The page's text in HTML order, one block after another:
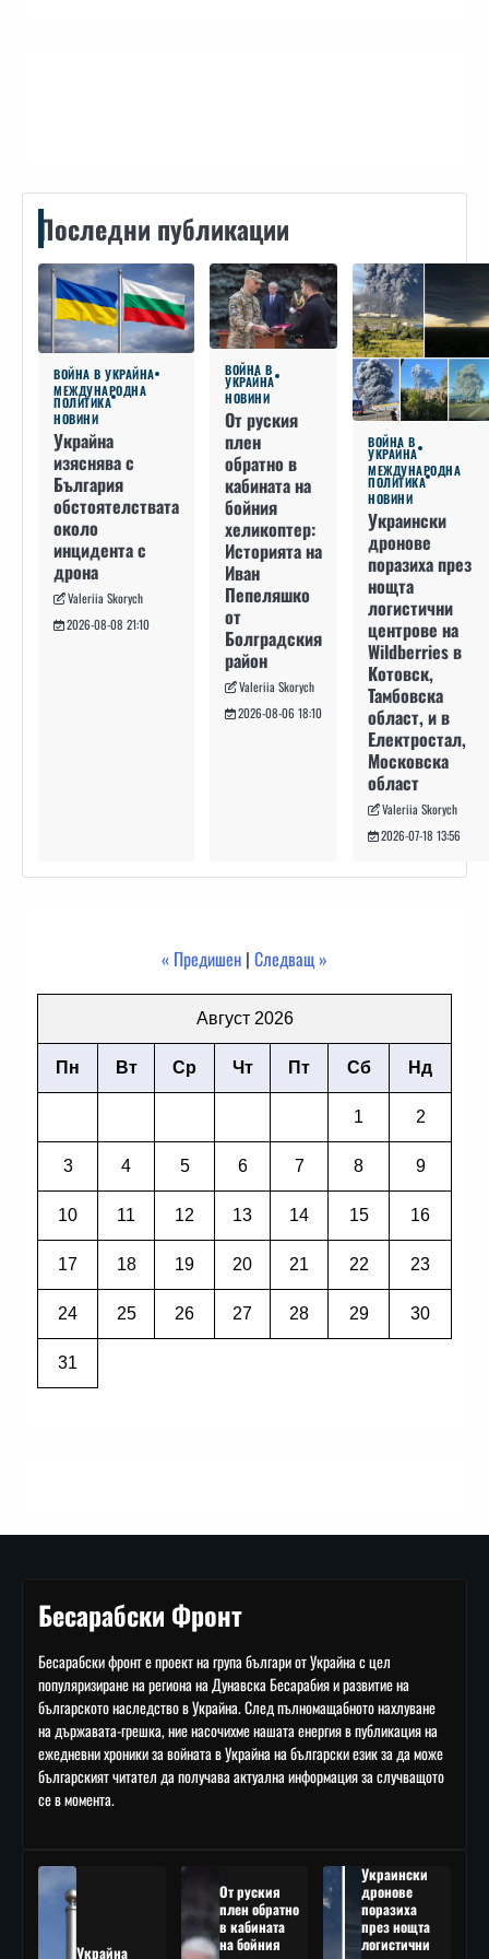
Последни публикации
ВОЙНА В УКРАЙНА
МЕЖДУНАРОДНА
ПОЛИТИКА
НОВИНИ
Украйна
изяснява с
България
обстоятелствата
около
инцидента с
дрона
Valeriia Skorych
2026-08-08 21:10
ВОЙНА В
УКРАЙНА
НОВИНИ
От руския
плен
обратно в
кабината на
бойния
хеликоптер:
Историята на
Иван
Пепеляшко
от
Болградския
район
Valeriia Skorych
2026-08-06 18:10
ВОЙНА В
УКРАЙНА
МЕЖДУНАРОДНА
ПОЛИТИКА
НОВИНИ
Украински
дронове
поразиха през
нощта
логистични
центрове на
Wildberries в
Котовск,
Тамбовска
област, и в
Електростал,
Московска
област
Valeriia Skorych
2026-07-18 13:56
« Предишен | Следващ »
Август 2026
Пн Вт Ср Чт Пт Сб Нд
1 2
3 4 5 6 7 8 9
10 11 12 13 14 15 16
17 18 19 20 21 22 23
24 25 26 27 28 29 30
31
Бесарабски Фронт
Бесарабски фронт е проект на група българи от Украйна с цел
популяризиране на региона на Дунавска Бесарабия и развитие на
българското наследство в Украйна. След пълномащабното нахлуване
на държавата-грешка, ние насочихме нашата енергия в публикация на
ежедневни хроники за войната в Украйна на български език за да може
българският читател да получава актуална информация за случващото
се в момента.
Украйна
От руския
плен обратно
в кабината
на бойния
Украински
дронове
поразиха
през нощта
логистични